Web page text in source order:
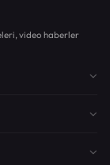
video haberler